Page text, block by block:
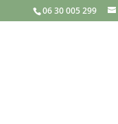
06 30 005 299